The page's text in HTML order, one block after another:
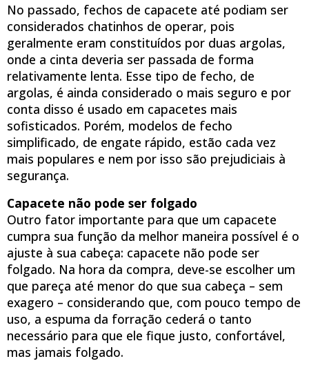
No passado, fechos de capacete até podiam ser
considerados chatinhos de operar, pois
geralmente eram constituídos por duas argolas,
onde a cinta deveria ser passada de forma
relativamente lenta. Esse tipo de fecho, de
argolas, é ainda considerado o mais seguro e por
conta disso é usado em capacetes mais
sofisticados. Porém, modelos de fecho
simplificado, de engate rápido, estão cada vez
mais populares e nem por isso são prejudiciais à
segurança.
Capacete não pode ser folgado
Outro fator importante para que um capacete
cumpra sua função da melhor maneira possível é o
ajuste à sua cabeça: capacete não pode ser
folgado. Na hora da compra, deve-se escolher um
que pareça até menor do que sua cabeça – sem
exagero – considerando que, com pouco tempo de
uso, a espuma da forração cederá o tanto
necessário para que ele fique justo, confortável,
mas jamais folgado.